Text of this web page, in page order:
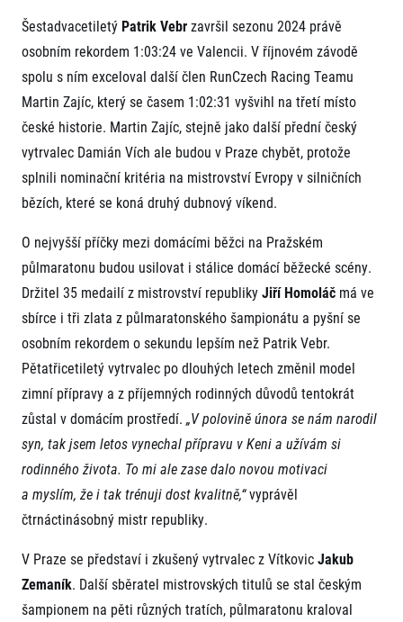
Mobilní aplikace RunCzech
Stáhněte si mobilní aplikaci RunCzech.
RunCzech Pacers
Running Doctors
Středoškoláci
O nás
Kontakt
Náš tým
Naši partneři
Historie
Pro veřejnost
FAQ (Často kladené dotazy)
Oznámení fúze
Dobrovolníci
Dárkové poukazy
Šablony k dárkovému poukazu ke stažení
Pro média
Aktuality
Akreditace a vše k závodům
Tiskové zprávy
Poznámky pro editory
Magazíny
RunCzech
Kariéra
All Runners Are Beautiful
RunCzech Racing
Running Mall
Vítejte v Running Mall
Kalendář
Individuální trénink
Skupinové tréninky
Masáže
Titulární partneři
Šestadvacetiletý Patrik Vebrzavršil sezonu 2024 právě
osobním rekordem 1:03:24 ve Valencii. V říjnovém závodě
spolu s ním exceloval další člen RunCzech Racing Teamu
Martin Zajíc, který se časem 1:02:31 vyšvihl na třetí místo
české historie. Martin Zajíc, stejně jako další přední český
vytrvalec Damián Vích ale budou v Praze chybět, protože
splnili nominační kritéria na mistrovství Evropy v silničních
bězích, které se koná druhý dubnový víkend.
O nejvyšší příčky mezi domácími běžci na Pražském
půlmaratonu budou usilovat i stálice domácí běžecké scény.
Držitel 35 medailí z mistrovství republikyJiří Homoláč má ve
sbírce i tři zlata z půlmaratonského šampionátu a pyšní se
osobním rekordem o sekundu lepším než Patrik Vebr.
Pětatřicetiletý vytrvalec po dlouhých letech změnil model
zimní přípravy a z příjemných rodinných důvodů tentokrát
zůstal v domácím prostředí. „V polovině února se nám narodil
syn, tak jsem letos vynechal přípravu v Keni a užívám si
rodinného života. To mi ale zase dalo novou motivaci
a myslím, že i tak trénuji dost kvalitně,“vyprávěl
čtrnáctinásobný mistr republiky.
V Praze se představí i zkušený vytrvalec z VítkovicJakub
Zemaník. Další sběratel mistrovských titulů se stal českým
šampionem na pěti různých tratích, půlmaratonu kraloval